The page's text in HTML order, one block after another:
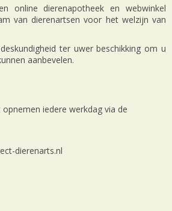
online dierenapotheek en webwinkel
van dierenartsen voor het welzijn van
ter uwer beschikking om u
aanbevelen.
iedere werkdag via de
dierenarts.nl